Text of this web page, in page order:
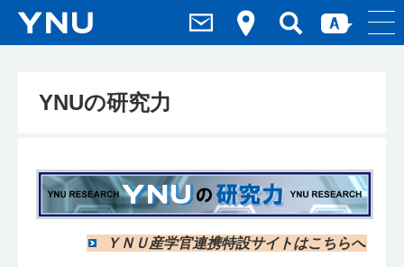
YNUの研究力
ＹＮＵ産学官連携特設サイトはこちらへ